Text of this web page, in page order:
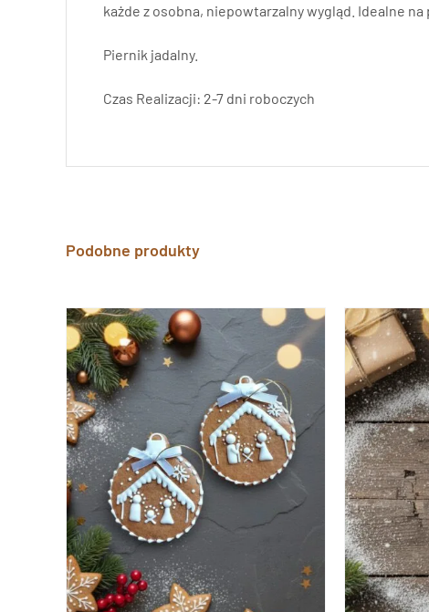
każde z osobna, niepowtarzalny wygląd. Idealne
Piernik jadalny.
Czas Realizacji: 2-7 dni roboczych
Podobne produkty